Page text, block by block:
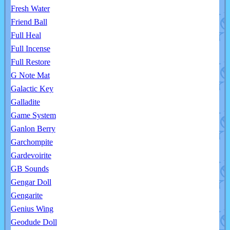
Fresh Water
Friend Ball
Full Heal
Full Incense
Full Restore
G Note Mat
Galactic Key
Galladite
Game System
Ganlon Berry
Garchompite
Gardevoirite
GB Sounds
Gengar Doll
Gengarite
Genius Wing
Geodude Doll